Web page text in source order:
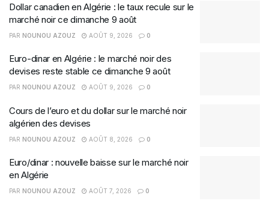
Dollar canadien en Algérie : le taux recule sur le
marché noir ce dimanche 9 août
PAR NOUNOU AZOUZ AOÛT 9, 2026 0
Euro-dinar en Algérie : le marché noir des
devises reste stable ce dimanche 9 août
PAR NOUNOU AZOUZ AOÛT 9, 2026 0
Cours de l’euro et du dollar sur le marché noir
algérien des devises
PAR NOUNOU AZOUZ AOÛT 8, 2026 0
Euro/dinar : nouvelle baisse sur le marché noir
en Algérie
PAR NOUNOU AZOUZ AOÛT 7, 2026 0